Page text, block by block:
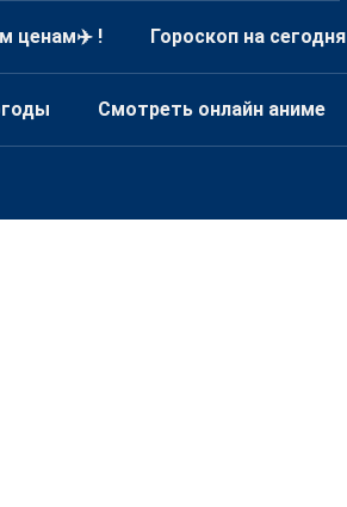
ценам✈️ ! Гороскоп на сегодня
Смотреть онлайн аниме